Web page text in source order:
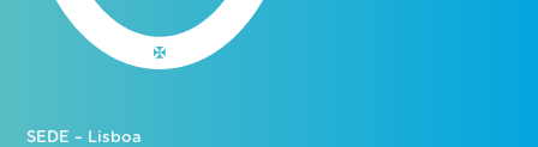
SEDE – Lisboa